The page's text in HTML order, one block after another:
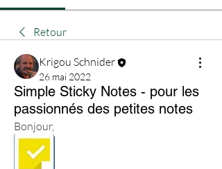
Retour
Krigou Schnider
26 mai 2022
Simple Sticky Notes - pour les
passionnés des petites notes
Bonjour,